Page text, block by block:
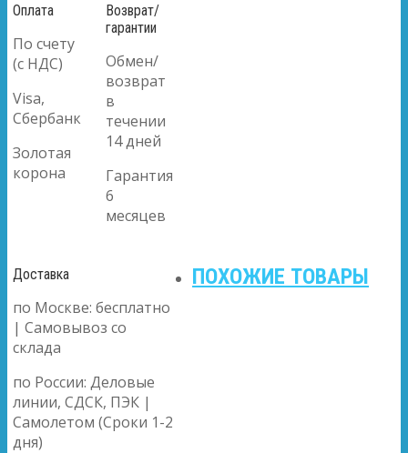
Оплата
По счету
(с НДС)
Visa,
Сбербанк
Золотая
корона
Возврат/
гарантии
Обмен/
возврат
в
течении
14 дней
Гарантия
6
месяцев
Доставка
по Москве: бесплатно
| Самовывоз со
склада
по России: Деловые
линии, СДСК, ПЭК |
Самолетом (Сроки 1-2
дня)
ПОХОЖИЕ ТОВАРЫ